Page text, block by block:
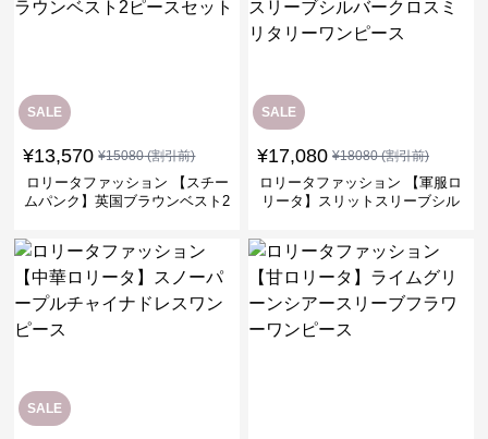
SALE
¥13,570 ¥15080(割引前)
ロリータファッション 【スチー
ムパンク】英国ブラウンベスト2
SALE
¥17,080 ¥18080(割引前)
ロリータファッション 【軍服ロ
リータ】スリットスリーブシル
SALE